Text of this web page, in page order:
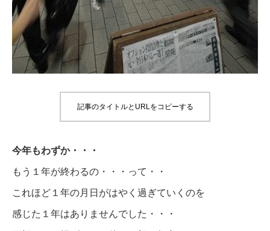
記事のタイトルとURLをコピーする
今年もわずか・・・
もう１年が終わるの・・・って・・
これほど１年の月日がはやく過ぎていくのを
感じた１年はありませんでした・・・